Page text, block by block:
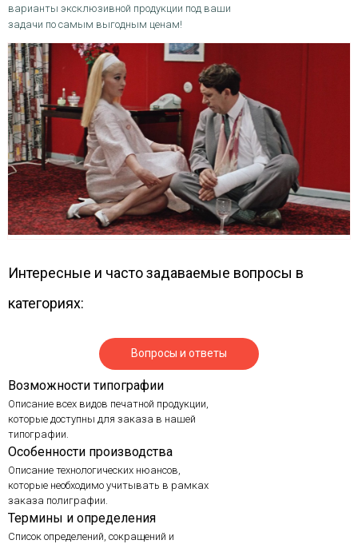
варианты эксклюзивной продукции под ваши
задачи по самым выгодным ценам!
Интересные и часто задаваемые вопросы в
категориях:
Вопросы и ответы
Возможности типографии
Описание всех видов печатной продукции,
которые доступны для заказа в нашей
типографии.
Особенности производства
Описание технологических нюансов,
которые необходимо учитывать в рамках
заказа полиграфии.
Термины и определения
Список определений, сокращений и